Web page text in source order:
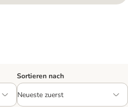
Sortieren nach